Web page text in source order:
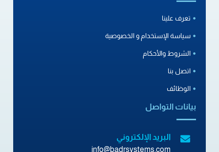
تعرف علينا
سياسة الإستخدام و الخصوصية
الشروط والأحكام
اتصل بنا
الوظائف
بيانات التواصل
البريد الإلكتروني
info@badrsystems.com